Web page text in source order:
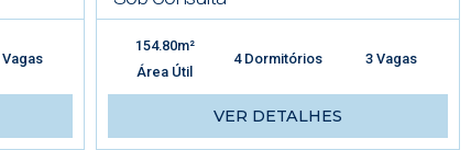
Vagas
154.80m²
Área Útil
4 Dormitórios 3 Vagas
VER DETALHES